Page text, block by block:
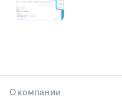
О компании